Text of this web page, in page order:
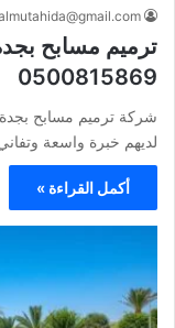
ترميم مسابح
0500815869
شركة ترميم مسابح
لديهم خبرة واسعة
أكمل القراءة »